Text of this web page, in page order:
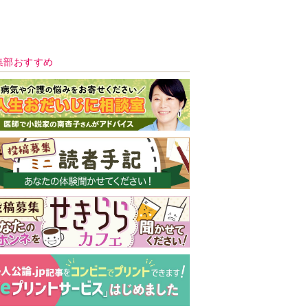
号 好評発売中！
実家の処分から終
の棲家までどうす
る？60代からの家
モンダイ
最新号